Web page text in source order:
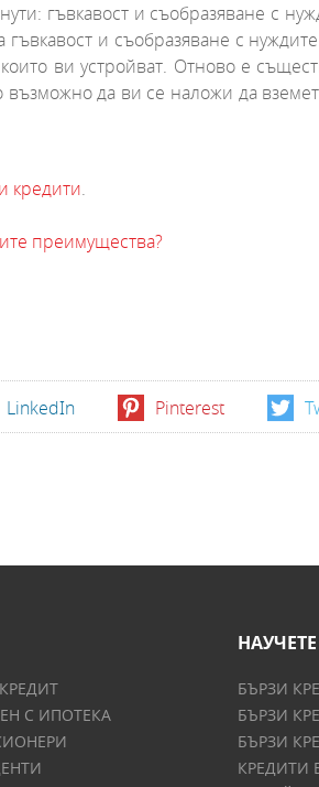
гъвкавост и съобразяване с
и съобразяване с
ви устройват. Отново е
да ви се наложи да
кредити.
преимущества?
LinkedIn Pinterest
С ИПОТЕКА
БЪРЗИ
БЪРЗИ
БЪРЗИ
КРЕДИТИ